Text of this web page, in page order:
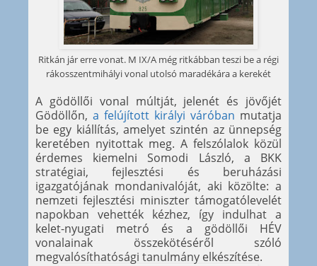
Ritkán jár erre vonat. M IX/A még ritkábban teszi be a régi
rákosszentmihályi vonal utolsó maradékára a kerekét
A gödöllői vonal múltját, jelenét és jövőjét
Gödöllőn, a felújított királyi váróban mutatja
be egy kiállítás, amelyet szintén az ünnepség
keretében nyitottak meg. A felszólalok közül
érdemes kiemelni Somodi László, a BKK
stratégiai, fejlesztési és beruházási
igazgatójának mondanivalóját, aki közölte: a
nemzeti fejlesztési miniszter támogatólevelét
napokban vehették kézhez, így indulhat a
kelet-nyugati metró és a gödöllői HÉV
vonalainak összekötéséről szóló
megvalósíthatósági tanulmány elkészítése.